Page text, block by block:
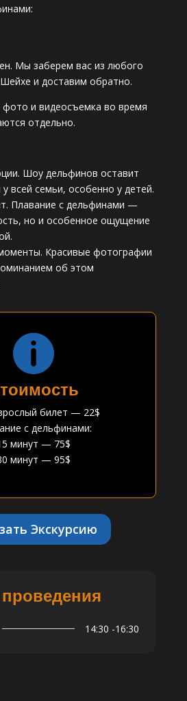
Мы заберем вас из любого
и доставим обратно.
и видеосъемка во время
отдельно.
Шоу дельфинов оставит
всей семьи, особенно у детей.
Плавание с дельфинами —
но и особенное ощущение
Красивые фотографии
об этом

билет — 22$
с дельфинами:
минут — 75$
минут — 95$
Экскурсию
14:30 -16:30